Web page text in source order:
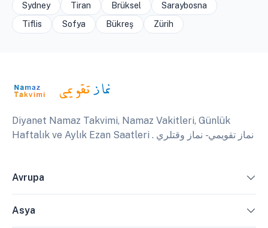
Sydney
Tiran Brüksel
Saraybosna
Tiflis
Sofya Bükreş Zürih
Diyanet Namaz Takvimi, Namaz Vakitleri, Günlük
Haftalık ve Aylık Ezan Saatleri . نماز تقويمي - نماز وقتلري
Avrupa
Asya